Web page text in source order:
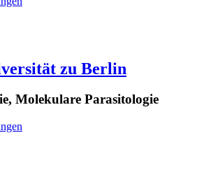
zu Berlin
Molekulare Parasitologie